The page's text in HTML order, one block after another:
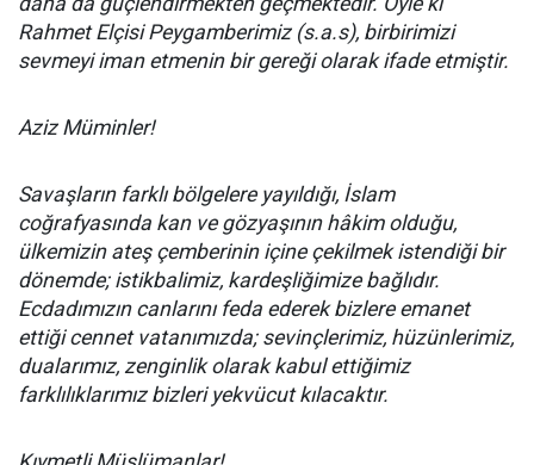
Rahmet Elçisi Peygamberimiz (s.a.s), birbirimizi
sevmeyi iman etmenin bir gereği olarak ifade etmiştir.
Aziz Müminler!
Savaşların farklı bölgelere yayıldığı, İslam
coğrafyasında kan ve gözyaşının hâkim olduğu,
ülkemizin ateş çemberinin içine çekilmek istendiği bir
dönemde; istikbalimiz, kardeşliğimize bağlıdır.
Ecdadımızın canlarını feda ederek bizlere emanet
ettiği cennet vatanımızda; sevinçlerimiz, hüzünlerimiz,
dualarımız, zenginlik olarak kabul ettiğimiz
farklılıklarımız bizleri yekvücut kılacaktır.